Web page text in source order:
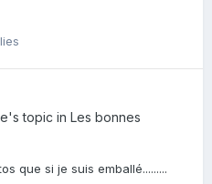
's topic in Les bonnes
que si je suis emballé.........